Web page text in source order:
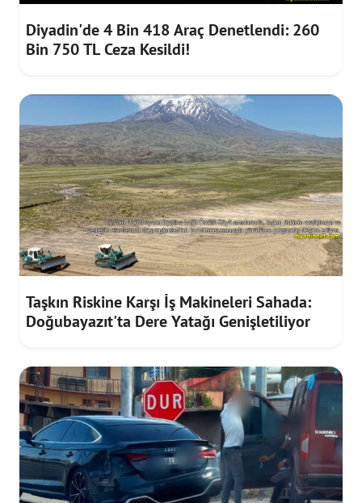
Diyadin'de 4 Bin 418 Araç Denetlendi: 260
Bin 750 TL Ceza Kesildi!
Taşkın Riskine Karşı İş Makineleri Sahada:
Doğubayazıt'ta Dere Yatağı Genişletiliyor